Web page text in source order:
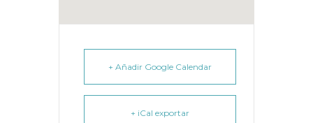
+ Añadir Google Calendar
+ iCal exportar